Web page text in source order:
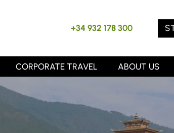
+34 932 178 300
CORPORATE TRAVEL ABOUT US